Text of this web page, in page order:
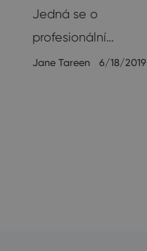
Jedná se o
profesionální…
Jane Tareen 6/18/2019